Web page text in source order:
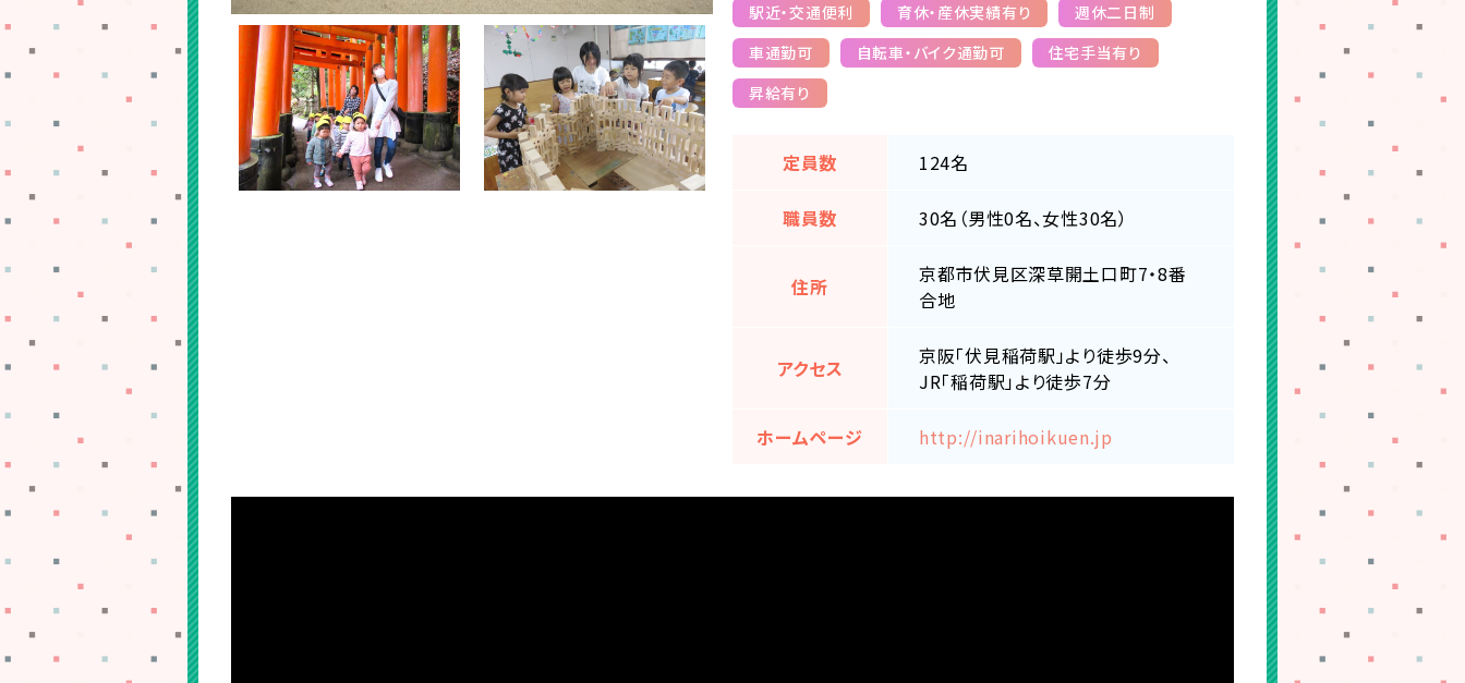
駅近・交通便利 育休・産休実績有り
週休二日制
車通勤可
自転車・バイク通勤可
住宅手当有り
昇給有り
定員数 124名
職員数 30名（男性0名、女性30名）
住所
京都市伏見区深草開土口町7・8番
合地
アクセス
京阪「伏見稲荷駅」より徒歩9分、
JR「稲荷駅」より徒歩7分
ホームページ http://inarihoikuen.jp